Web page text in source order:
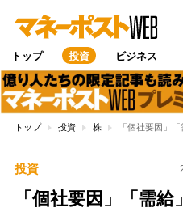
トップ 投資 ビジネス
トップ 投資 株 「個社要因」
投資
「個社要因」「需